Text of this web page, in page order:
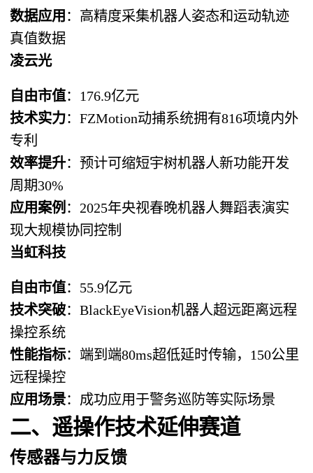
数据应用 ：高精度采集机器人姿态和运动轨迹
真值数据
凌云光
自由市值：176.9亿元
技术实力：FZMotion动捕系统拥有816项境内外
专利
效率提升：预计可缩短宇树机器人新功能开发
周期30%
应用案例 ：2025年央视春晚机器人舞蹈表演实
现大规模协同控制
当虹科技
自由市值：55.9亿元
技术突破：BlackEyeVision机器人超远距离远程
操控系统
性能指标：端到端80ms超低延时传输，150公里
远程操控
应用场景：成功应用于警务巡防等实际场景
二、遥操作技术延伸赛道
传感器与力反馈